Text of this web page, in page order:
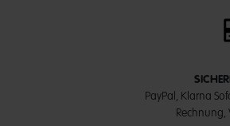
PayPal, Klarna
Rechnung,